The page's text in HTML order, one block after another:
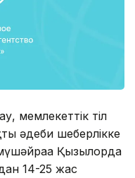
мемлекеттік тіл
әдеби шеберлікке
Қызылорда
14-25 жас